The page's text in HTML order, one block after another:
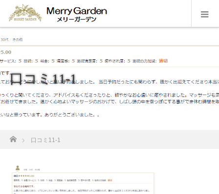
口コミ11-1
ホーム
口コミ11-1